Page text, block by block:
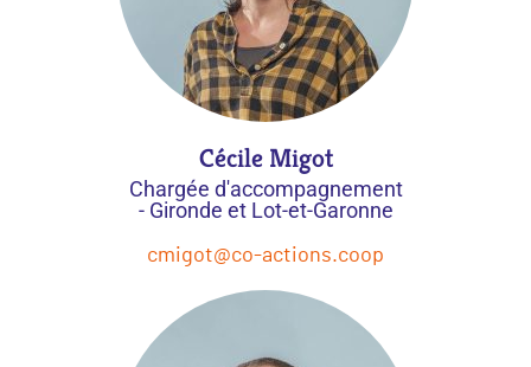
Cécile Migot
Chargée d'accompagnement
- Gironde et Lot-et-Garonne
cmigot@co-actions.coop